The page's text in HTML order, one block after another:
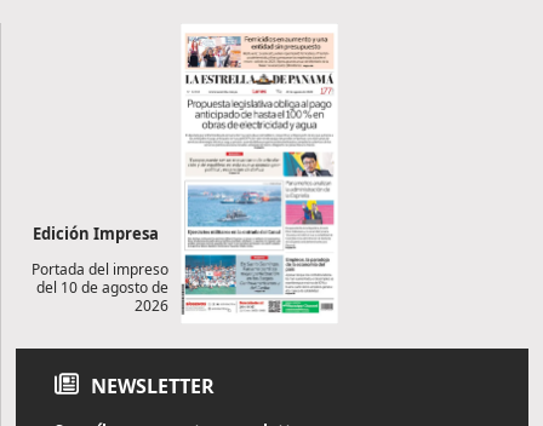
Edición Impresa
Portada del impreso
del 10 de agosto de
2026
NEWSLETTER